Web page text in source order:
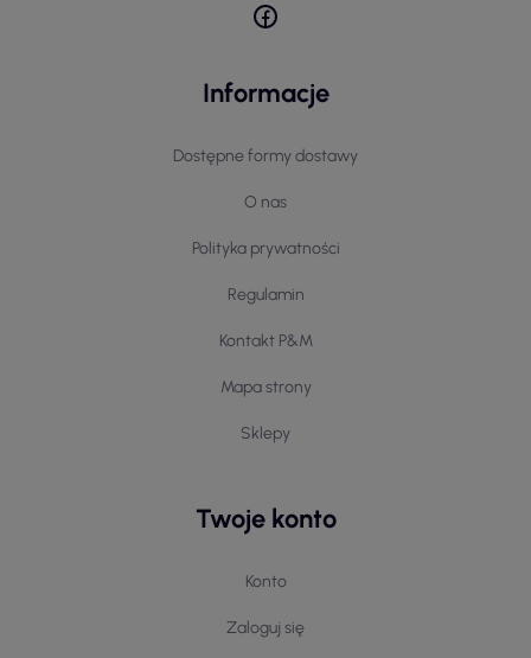
Informacje
Dostępne formy dostawy
O nas
Polityka prywatności
Regulamin
Kontakt P&M
Mapa strony
Sklepy
Twoje konto
Konto
Zaloguj się